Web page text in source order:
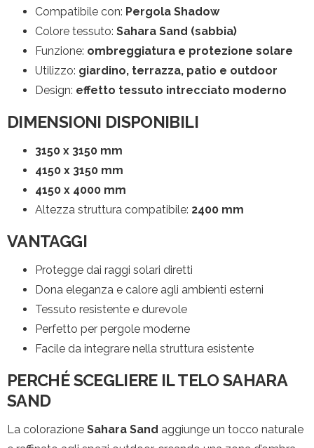
Compatibile con: Pergola Shadow
Colore tessuto: Sahara Sand (sabbia)
Funzione: ombreggiatura e protezione solare
Utilizzo: giardino, terrazza, patio e outdoor
Design: effetto tessuto intrecciato moderno
DIMENSIONI DISPONIBILI
3150 x 3150 mm
4150 x 3150 mm
4150 x 4000 mm
Altezza struttura compatibile: 2400 mm
VANTAGGI
Protegge dai raggi solari diretti
Dona eleganza e calore agli ambienti esterni
Tessuto resistente e durevole
Perfetto per pergole moderne
Facile da integrare nella struttura esistente
PERCHÉ SCEGLIERE IL TELO SAHARA
SAND
La colorazione Sahara Sand aggiunge un tocco naturale